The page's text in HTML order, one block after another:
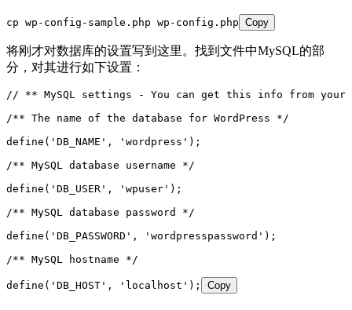
cp wp-config-sample.php wp-config.php Copy
将刚才对数据库的设置写到这里。找到文件中MySQL的部
分，对其进行如下设置：
// ** MySQL settings - You can get this info from your
/** The name of the database for WordPress */
define('DB_NAME', 'wordpress');
/** MySQL database username */
define('DB_USER', 'wpuser');
/** MySQL database password */
define('DB_PASSWORD', 'wordpresspassword');
/** MySQL hostname */
define('DB_HOST', 'localhost'); Copy